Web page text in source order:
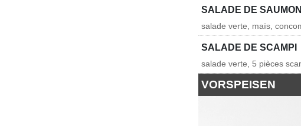
SALADE DE SAUMON
salade verte, maïs,
SALADE DE SCAMPI
salade verte, 5 pièces
VORSPEISEN